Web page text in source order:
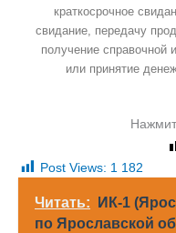
краткосрочное
свидание, передачу
получение справочной
или принятие
Post Views: 1 182
Читать:
ИК-1
по Ярославской